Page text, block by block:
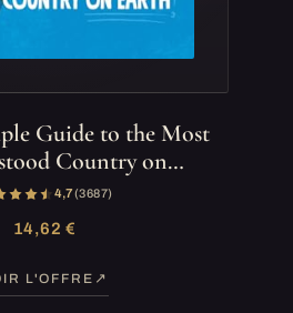
Guide to the Most
Country on…
4,7(3 687)
14,62 €
L'OFFRE